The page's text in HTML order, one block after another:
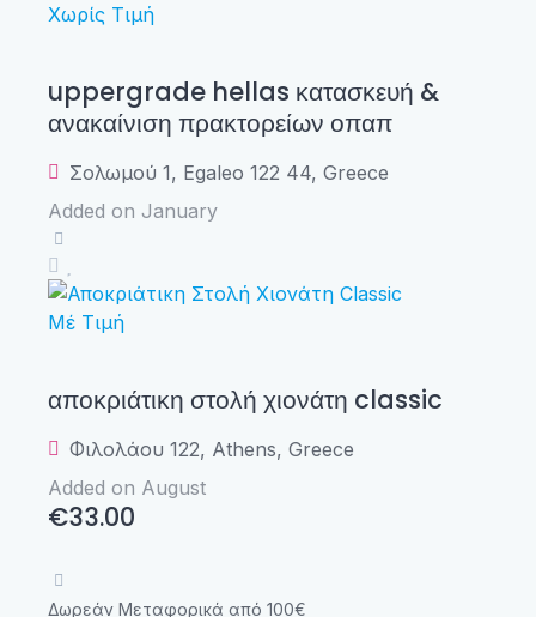
Χωρίς Τιμή
uppergrade hellas κατασκευή &
ανακαίνιση πρακτορείων οπαπ
Σολωμού 1, Egaleo 122 44, Greece
Added on January
Μέ Τιμή
αποκριάτικη στολή χιονάτη classic
Φιλολάου 122, Athens, Greece
Added on August
€33.00
Δωρεάν Μεταφορικά από 100€